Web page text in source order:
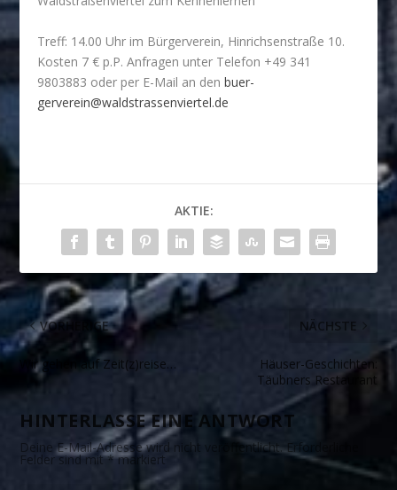
Treff: 14.00 Uhr im Bürgerverein, Hinrichsenstraße 10.
Kosten 7 € p.P. Anfragen unter Telefon +49 341
9803883 oder per E-Mail an denbuer­
gerverein@waldstrassenviertel.de
AKTIE:
VORHERIGE
Wir gehen auf Zeit(z)reise…
NÄCHSTE
Häuser-Geschichten:
Täubners Restaurant
HINTERLASSE EINE ANTWORT
Deine E-Mail-Adresse wird nicht veröffentlicht. Erforderliche
Felder sind mit*markiert